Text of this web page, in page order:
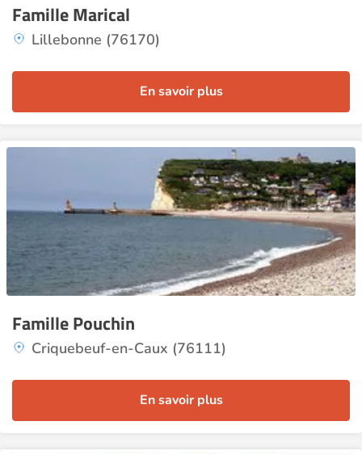
Famille Marical
Lillebonne (76170)
En savoir plus
Famille Pouchin
Criquebeuf-en-Caux (76111)
En savoir plus